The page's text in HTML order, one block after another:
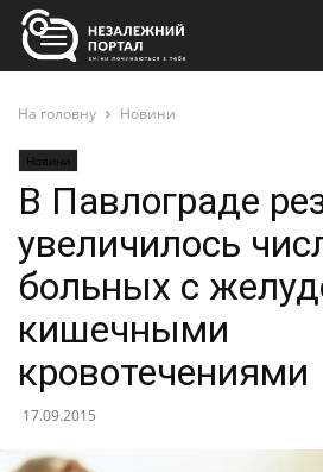
На головну Новини
Новини
В Павлограде
увеличилось
больных с
кишечными
кровотечениями
17.09.2015